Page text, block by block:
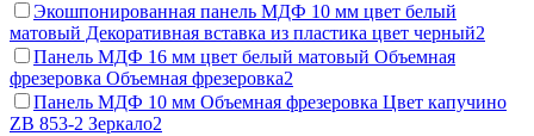
Экошпонированная панель МДФ 10 мм цвет белый
матовый Декоративная вставка из пластика цвет черный2
Панель МДФ 16 мм цвет белый матовый Объемная
фрезеровка Объемная фрезеровка2
Панель МДФ 10 мм Объемная фрезеровка Цвет капучино
ZB 853-2 Зеркало2